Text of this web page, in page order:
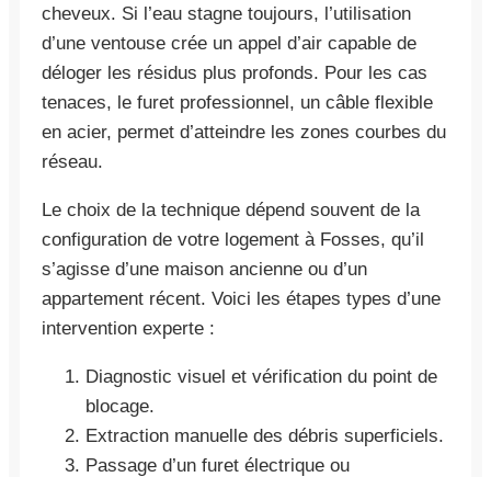
cheveux. Si l’eau stagne toujours, l’utilisation
d’une ventouse crée un appel d’air capable de
déloger les résidus plus profonds. Pour les cas
tenaces, le furet professionnel, un câble flexible
en acier, permet d’atteindre les zones courbes du
réseau.
Le choix de la technique dépend souvent de la
configuration de votre logement à Fosses, qu’il
s’agisse d’une maison ancienne ou d’un
appartement récent. Voici les étapes types d’une
intervention experte :
Diagnostic visuel et vérification du point de
blocage.
Extraction manuelle des débris superficiels.
Passage d’un furet électrique ou